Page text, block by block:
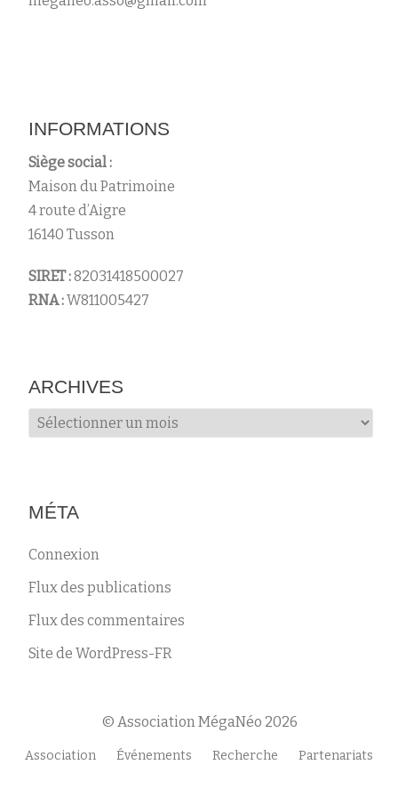
INFORMATIONS
Siège social :
Maison du Patrimoine
4 route d’Aigre
16140 Tusson
SIRET :82031418500027
RNA :W811005427
ARCHIVES
Archives
MÉTA
Connexion
Flux des publications
Flux des commentaires
Site de WordPress-FR
© Association MégaNéo 2026
Menu
Association Événements Recherche Partenariats